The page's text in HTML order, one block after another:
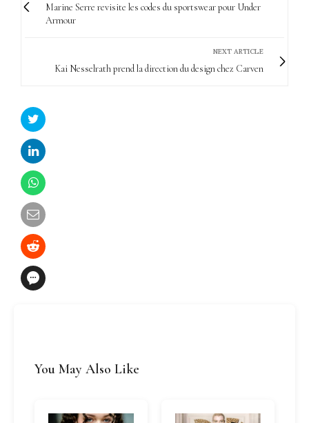
Marine Serre revisite les codes du sportswear pour Under
Armour
NEXT ARTICLE
Kai Nesselrath prend la direction du design chez Carven
You May Also Like